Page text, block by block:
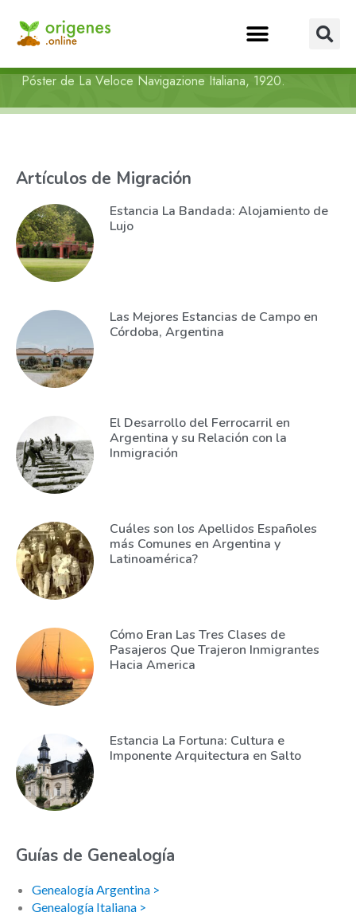
Póster de La Veloce Navigazione Italiana, 1920.
Artículos de Migración
Estancia La Bandada: Alojamiento de
Lujo
Las Mejores Estancias de Campo en
Córdoba, Argentina
El Desarrollo del Ferrocarril en
Argentina y su Relación con la
Inmigración
Cuáles son los Apellidos Españoles
más Comunes en Argentina y
Latinoamérica?
Cómo Eran Las Tres Clases de
Pasajeros Que Trajeron Inmigrantes
Hacia America
Estancia La Fortuna: Cultura e
Imponente Arquitectura en Salto
Guías de Genealogía
Genealogía Argentina >
Genealogía Italiana >